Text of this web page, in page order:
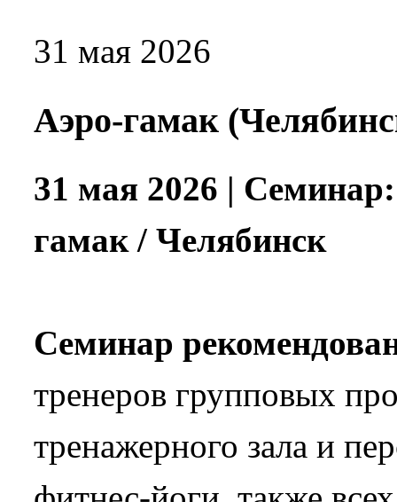
31 мая 2026
Аэро-гамак
31 мая 2026 |
гамак / Челябинск
Семинар
тренеров групповых
тренажерного зала и